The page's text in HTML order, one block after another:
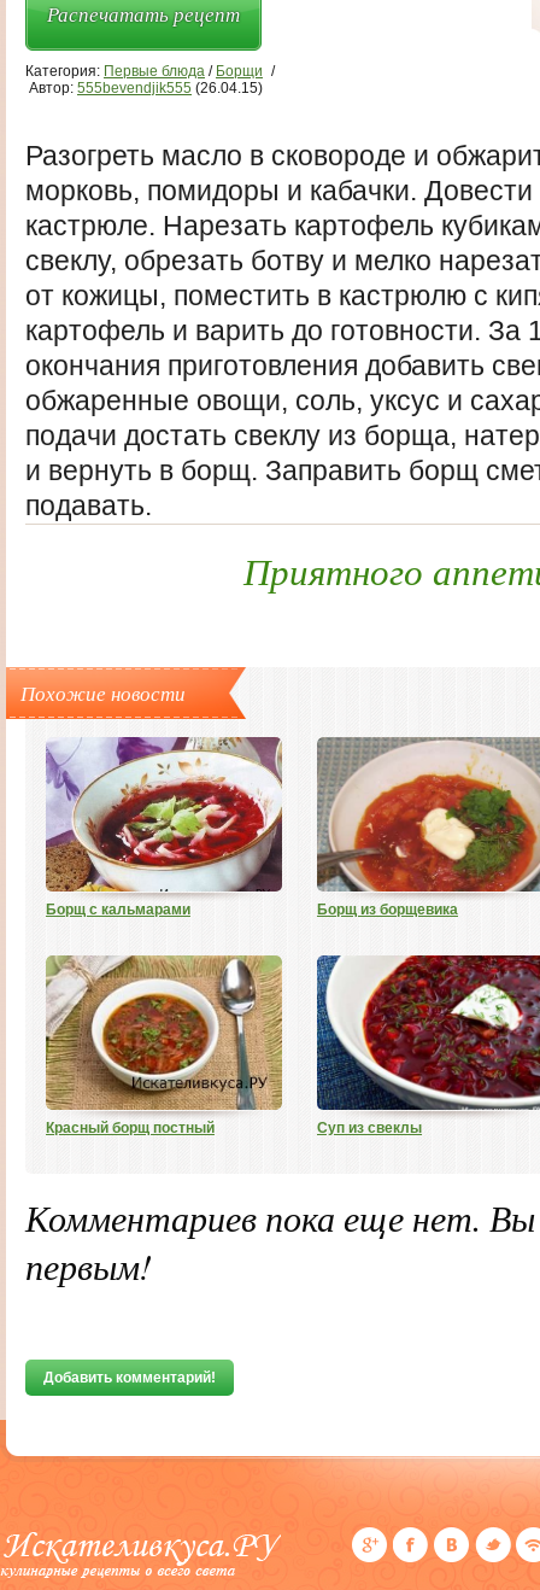
Распечатать рецепт
Категория: Первые блюда / Борщи /
Автор: 555bevendjik555 (26.04.15)
Разогреть масло в сковороде и
морковь, помидоры и кабачки. Довести
кастрюле. Нарезать картофель
свеклу, обрезать ботву и мелко
от кожицы, поместить в кастрюлю с
картофель и варить до готовности. За
окончания приготовления добавить
обжаренные овощи, соль, уксус и
подачи достать свеклу из борща,
и вернуть в борщ. Заправить борщ
подавать.
Приятного
Похожие новости
Борщ с кальмарами Борщ из борщевика
Красный борщ постный Суп из свеклы
Комментариев пока еще нет.
первым!
Добавить комментарий!